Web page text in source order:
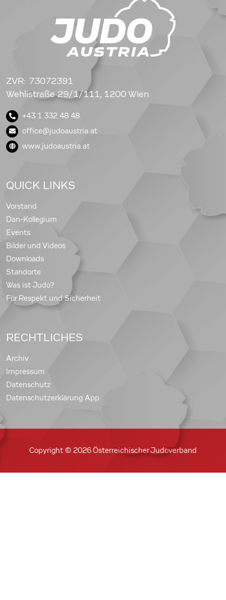
ZVR: 73072391
Wehlistraße 29/1/111, 1200 Wien
+43 1 332 48 48
office@judoaustria.at
www.judoaustria.at
QUICK LINKS
Vorstand
Dan-Kollegium
Events
Bilder und Videos
Downloads
Standorte
Was ist Judo?
Für Respekt und Sicherheit
RECHTLICHES
Archiv
Impressum
Datenschutz
Datenschutzerklärung App
Copyright © 2026 Österreichischer Judoverband